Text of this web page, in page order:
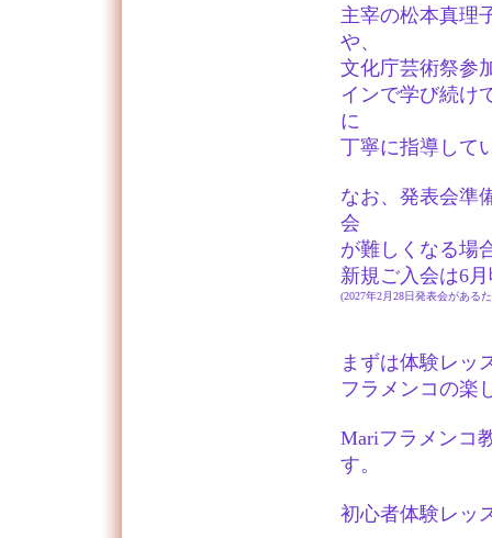
主宰の松本真理
や、
文化庁芸術祭参
インで学び続け
に
丁寧に指導して
なお、発表会準
会
が難しくなる場
新規ご入会は6
(2027年2月28日発表会がある
まずは体験レッ
フラメンコの楽
Mariフラメンコ
す。
初心者体験レッ